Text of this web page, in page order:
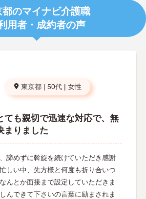
都のマイナビ介護職
用者・成約者の声
東京都 | 50代 | 女性
ても親切で迅速な対応で、無
まりました
諦めずに斡旋を続けていただき感謝
しい中、先方様と何度も折り合いつ
んとか面接まで設定していただきま
んできて下さいの言葉に励まされま